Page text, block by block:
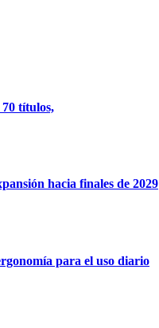
títulos,
hacia finales de 2029
para el uso diario